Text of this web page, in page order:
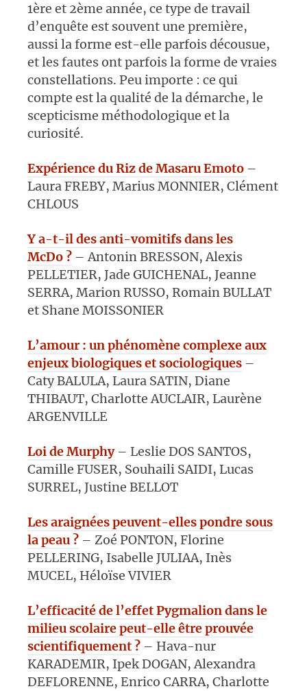
1ère et 2ème année, ce type de travail
d’enquête est souvent une première,
aussi la forme est-elle parfois décousue,
et les fautes ont parfois la forme de vraies
constellations. Peu importe : ce qui
compte est la qualité de la démarche, le
scepticisme méthodologique et la
curiosité.
Expérience du Riz de Masaru Emoto –
Laura FREBY, Marius MONNIER, Clément
CHLOUS
Y a-t-il des anti-vomitifs dans les
McDo ? – Antonin BRESSON, Alexis
PELLETIER, Jade GUICHENAL, Jeanne
SERRA, Marion RUSSO, Romain BULLAT
et Shane MOISSONIER
L’amour : un phénomène complexe aux
enjeux biologiques et sociologiques –
Caty BALULA, Laura SATIN, Diane
THIBAUT, Charlotte AUCLAIR, Laurène
ARGENVILLE
Loi de Murphy– Leslie DOS SANTOS,
Camille FUSER, Souhaili SAIDI, Lucas
SURREL, Justine BELLOT
Les araignées peuvent-elles pondre sous
la peau ? – Zoé PONTON, Florine
PELLERING, Isabelle JULIAA, Inès
MUCEL, Héloïse VIVIER
L’efficacité de l’effet Pygmalion dans le
milieu scolaire peut-elle être prouvée
scientifiquement ? – Hava-nur
KARADEMIR, Ipek DOGAN, Alexandra
DEFLORENNE, Enrico CARRA, Charlotte